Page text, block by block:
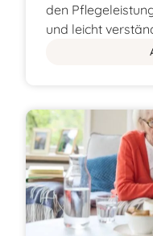
den
und leicht